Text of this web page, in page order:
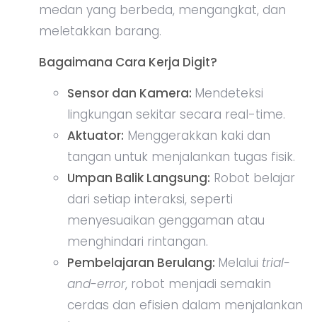
medan yang berbeda, mengangkat, dan
meletakkan barang.
Bagaimana Cara Kerja Digit?
Sensor dan Kamera: Mendeteksi
lingkungan sekitar secara real-time.
Aktuator: Menggerakkan kaki dan
tangan untuk menjalankan tugas fisik.
Umpan Balik Langsung: Robot belajar
dari setiap interaksi, seperti
menyesuaikan genggaman atau
menghindari rintangan.
Pembelajaran Berulang: Melalui trial-
and-error, robot menjadi semakin
cerdas dan efisien dalam menjalankan